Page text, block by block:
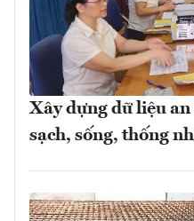
Xây dựng dữ liệu
sạch, sống, thống